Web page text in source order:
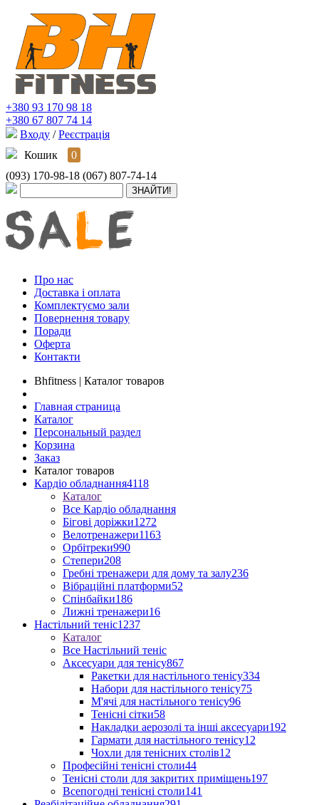
+380 93 170 98 18
+380 67 807 74 14
Входу / Реєстрація
Кошик
0
(093) 170-98-18 (067) 807-74-14
Про нас
Доставка і оплата
Комплектуємо зали
Повернення товару
Поради
Оферта
Контакти
Bhfitness | Каталог товаров
Главная страница
Каталог
Персональный раздел
Корзина
Заказ
Каталог товаров
Кардіо обладнання4118
Каталог
Все Кардіо обладнання
Бігові доріжки1272
Велотренажери1163
Орбітреки990
Степери208
Гребні тренажери для дому та залу236
Вібраційні платформи52
Спінбайки186
Лижні тренажери16
Настільний теніс1237
Каталог
Все Настільний теніс
Аксесуари для тенісу867
Ракетки для настільного тенісу334
Набори для настільного тенісу75
М'ячі для настільного тенісу96
Тенісні сітки58
Накладки аерозолі та інші аксесуари192
Гармати для настільного тенісу12
Чохли для тенісних столів12
Професійні тенісні столи44
Тенісні столи для закритих приміщень197
Всепогодні тенісні столи141